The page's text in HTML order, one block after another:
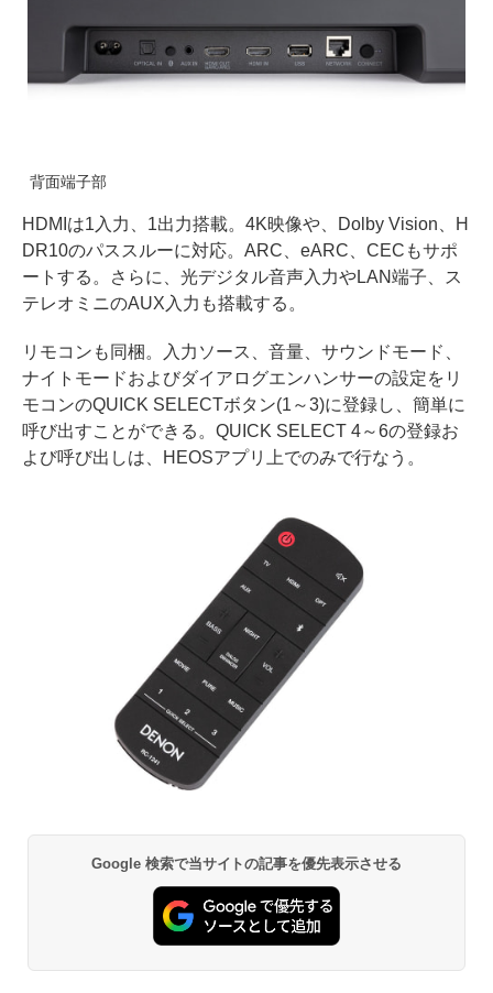
背面端子部
HDMIは1入力、1出力搭載。4K映像や、Dolby Vision、H
DR10のパススルーに対応。ARC、eARC、CECもサポ
ートする。さらに、光デジタル音声入力やLAN端子、ス
テレオミニのAUX入力も搭載する。
リモコンも同梱。入力ソース、音量、サウンドモード、
ナイトモードおよびダイアログエンハンサーの設定をリ
モコンのQUICK SELECTボタン(1～3)に登録し、簡単に
呼び出すことができる。QUICK SELECT 4～6の登録お
よび呼び出しは、HEOSアプリ上でのみで行なう。
Google 検索で当サイトの記事を優先表示させる